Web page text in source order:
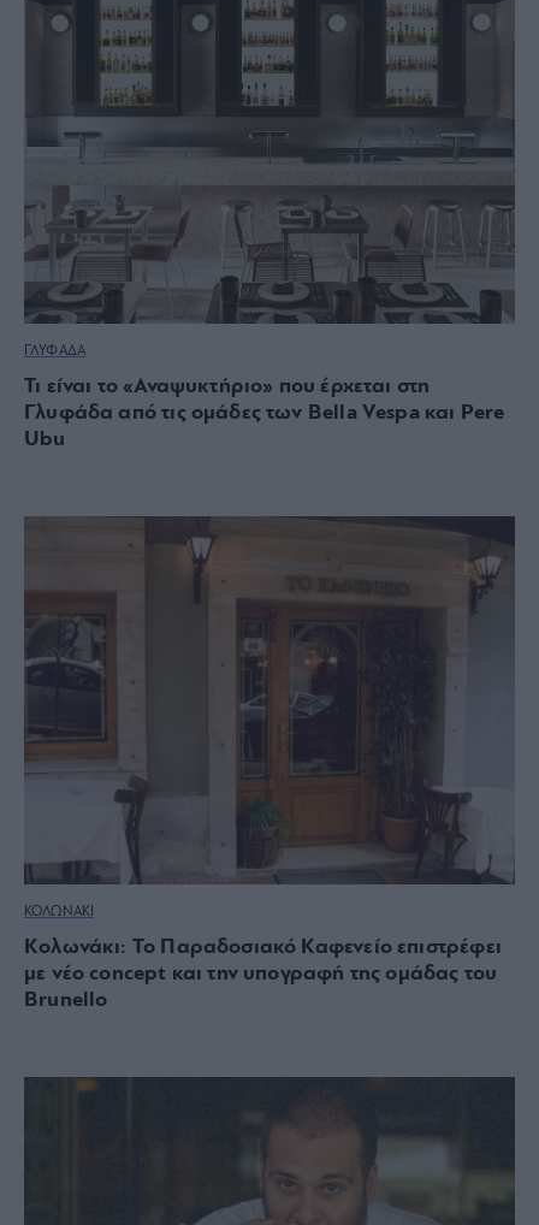
ΓΛΥΦΑΔΑ
Τι είναι το «Αναψυκτήριο» που έρχεται στη
Γλυφάδα από τις ομάδες των Bella Vespa και Pere
Ubu
ΚΟΛΩΝΑΚΙ
Κολωνάκι: Το Παραδοσιακό Καφενείο επιστρέφει
με νέο concept και την υπογραφή της ομάδας του
Brunello